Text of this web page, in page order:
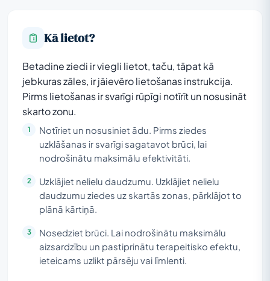
Kā lietot?
Betadine ziedi ir viegli lietot, taču, tāpat kā
jebkuras zāles, ir jāievēro lietošanas instrukcija.
Pirms lietošanas ir svarīgi rūpīgi notīrīt un nosusināt
skarto zonu.
Notīriet un nosusiniet ādu. Pirms ziedes
uzklāšanas ir svarīgi sagatavot brūci, lai
nodrošinātu maksimālu efektivitāti.
Uzklājiet nelielu daudzumu. Uzklājiet nelielu
daudzumu ziedes uz skartās zonas, pārklājot to
plānā kārtiņā.
Nosedziet brūci. Lai nodrošinātu maksimālu
aizsardzību un pastiprinātu terapeitisko efektu,
ieteicams uzlikt pārsēju vai līmlenti.